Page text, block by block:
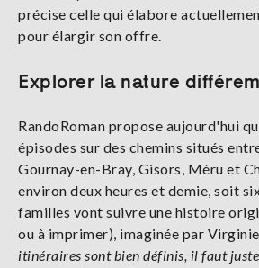
précise celle qui élabore
pour élargir son offre.
Explorer la nature
RandoRoman propose aujourd'hui
épisodes sur des chemins situés
Gournay-en-Bray, Gisors, Méru et
environ deux heures et demie, soit
familles vont suivre une histoire
ou à imprimer), imaginée par
itinéraires sont bien définis, il faut